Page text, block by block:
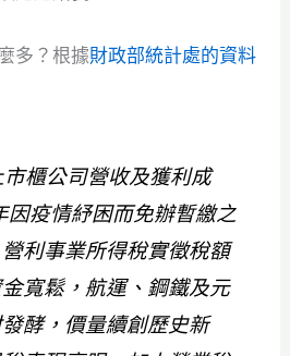
多？根據財政部統計處的資料
市櫃公司營收及獲利成
因疫情紓困而免辦暫繳之
利事業所得稅實徵稅額
寬鬆，航運、鋼鐵及元
酵，價量續創歷史新